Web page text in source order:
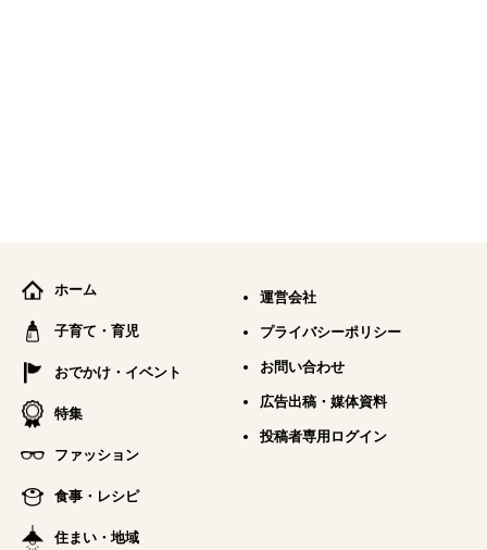
ホーム
子育て・育児
おでかけ・イベント
特集
ファッション
食事・レシピ
住まい・地域
運営会社
プライバシーポリシー
お問い合わせ
広告出稿・媒体資料
投稿者専用ログイン